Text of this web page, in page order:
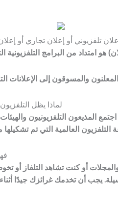
تلفزيوني أو إعلان تجاري أو
لماذا يظل
المذيعون التلفزيونيون
أو كنت تشاهد التلفاز أو